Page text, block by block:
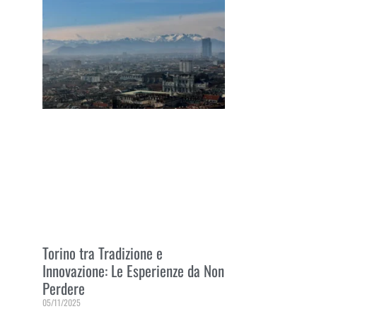
Torino tra Tradizione e
Innovazione: Le Esperienze da Non
Perdere
05/11/2025